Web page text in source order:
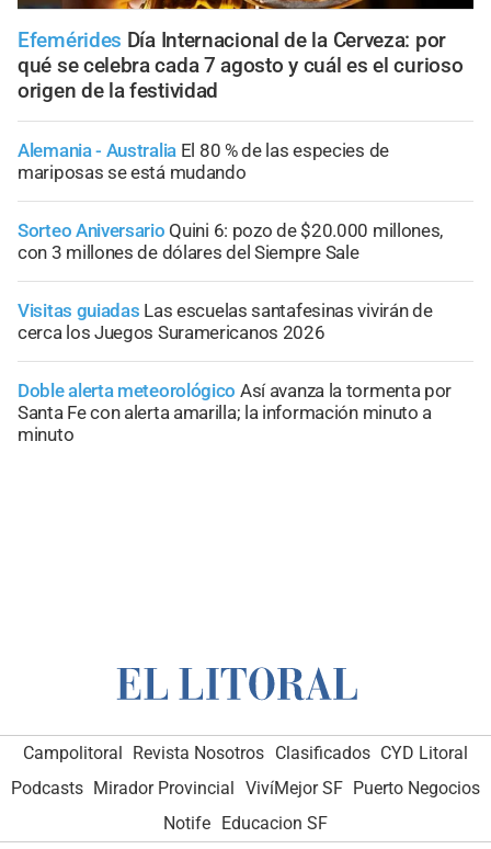
Efemérides Día Internacional de la Cerveza: por
qué se celebra cada 7 agosto y cuál es el curioso
origen de la festividad
Alemania - Australia El 80 % de las especies de
mariposas se está mudando
Sorteo Aniversario Quini 6: pozo de $20.000 millones,
con 3 millones de dólares del Siempre Sale
Visitas guiadas Las escuelas santafesinas vivirán de
cerca los Juegos Suramericanos 2026
Doble alerta meteorológico Así avanza la tormenta por
Santa Fe con alerta amarilla; la información minuto a
minuto
Campolitoral Revista Nosotros Clasificados CYD Litoral
Podcasts Mirador Provincial VivíMejor SF Puerto Negocios
Notife Educacion SF